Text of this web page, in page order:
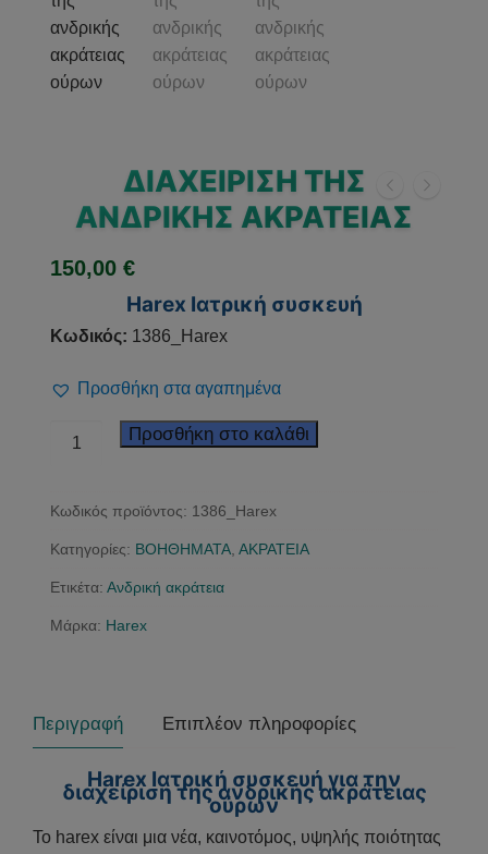
ΔΙΑΧΕΊΡΙΣΗ ΤΗΣ
ΑΝΔΡΙΚΉΣ ΑΚΡΆΤΕΙΑΣ
150,00 €
Harex Ιατρική συσκευή
Κωδικός: 1386_Harex
Προσθήκη στα αγαπημένα
Διαχείριση
ακράτειας
ποσότητα
Προσθήκη στο καλάθι
Κωδικός προϊόντος: 1386_Harex
Κατηγορίες: ΒΟΗΘΗΜΑΤΑ ΑΚΡΑΤΕΙΑ
Ετικέτα: Ανδρική ακράτεια
Μάρκα: Harex
Περιγραφή Επιπλέον πληροφορίες
Harex Ιατρική συσκευή για την
διαχείριση της ανδρικής ακράτειας
ούρων
Το harex είναι μια νέα, καινοτόμος, υψηλής ποιότητας